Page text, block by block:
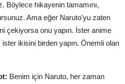
Böylece hikayenin tamamını,
Ama eğer Naruto'yu zaten
çekiyorsa onu yapın. İster anime
ikisini birden yapın. Önemli olan
Benim için Naruto, her zaman